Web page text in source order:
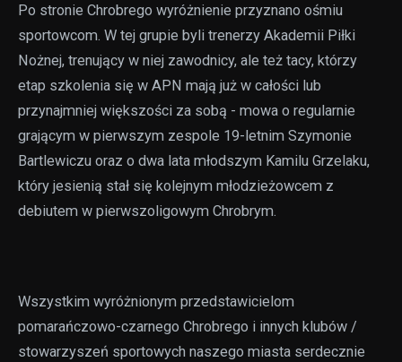
Po stronie Chrobrego wyróżnienie przyznano ośmiu
sportowcom. W tej grupie byli trenerzy Akademii Piłki
Nożnej, trenujący w niej zawodnicy, ale też tacy, którzy
etap szkolenia się w APN mają już w całości lub
przynajmniej większości za sobą - mowa o regularnie
grającym w pierwszym zespole 19-letnim Szymonie
Bartlewiczu oraz o dwa lata młodszym Kamilu Grzelaku,
który jesienią stał się kolejnym młodzieżowcem z
debiutem w pierwszoligowym Chrobrym.
Wszystkim wyróżnionym przedstawicielom
pomarańczowo-czarnego Chrobrego i innych klubów /
stowarzyszeń sportowych naszego miasta serdecznie